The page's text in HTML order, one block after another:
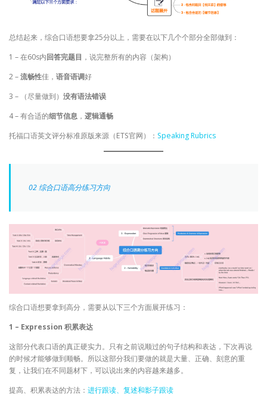
总结起来，综合口语想要拿25分以上，需要在以下几个个部分全部做到：
1 – 在60s内回答完题目 ，说完整所有的内容（架构）
2 –流畅性佳， 语音语调好
3 – （尽量做到） 没有语法错误
4 – 有合适的细节信息 ， 逻辑通畅
托福口语英文评分标准原版来源（ETS官网）： Speaking Rubrics
02 综合口语高分练习方向
综合口语想要拿到高分，需要从以下三个方面展开练习：
1 – Expression 积累表达
这部分代表口语的真正硬实力。只有之前说顺过的句子结构和表达，下次再说
的时候才能够做到顺畅。所以这部分我们要做的就是大量、正确、刻意的重
复，让我们在不同题材下，可以说出来的内容越来越多。
提高、积累表达的方法： 进行跟读、复述和影子跟读